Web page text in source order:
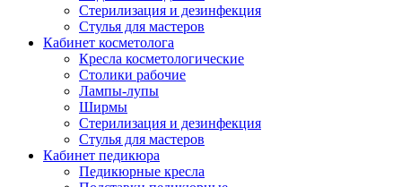
Стерилизация и дезинфекция
Стулья для мастеров
Кабинет косметолога
Кресла косметологические
Столики рабочие
Лампы-лупы
Ширмы
Стерилизация и дезинфекция
Стулья для мастеров
Кабинет педикюра
Педикюрные кресла